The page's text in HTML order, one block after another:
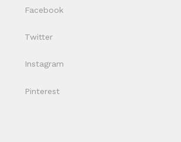
Facebook
Twitter
Instagram
Pinterest